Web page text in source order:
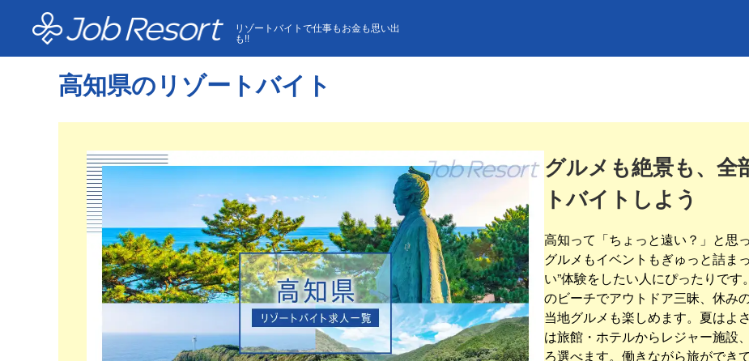
リゾートバイトで仕事もお金も思い出
も!!
HOME 高知県のリゾートバイト
高知県のリゾートバイト
グルメも絶景も、全
トバイトしよう
高知って「ちょっと遠い？」と思
グルメもイベントもぎゅっと詰ま
い”体験をしたい人にぴったりで
のビーチでアウトドア三昧、休み
当地グルメも楽しめます。夏はよ
は旅館・ホテルからレジャー施設
ろ選べます。働きながら旅ができ